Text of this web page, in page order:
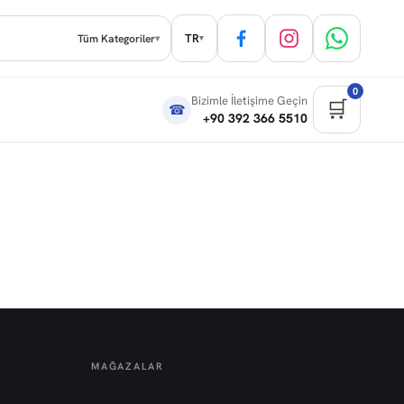
Tüm Kategoriler▾ TR▾
☎
Bizimle İletişime Geçin
+90 392 366 5510 🛒
0
MAĞAZALAR